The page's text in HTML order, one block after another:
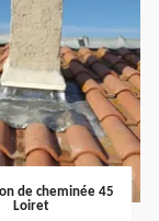
de cheminée 45
Loiret